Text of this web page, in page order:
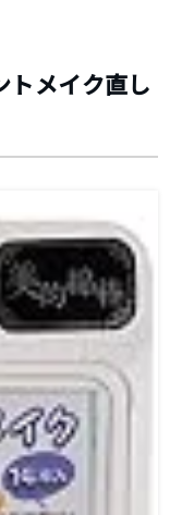
トメイク直し